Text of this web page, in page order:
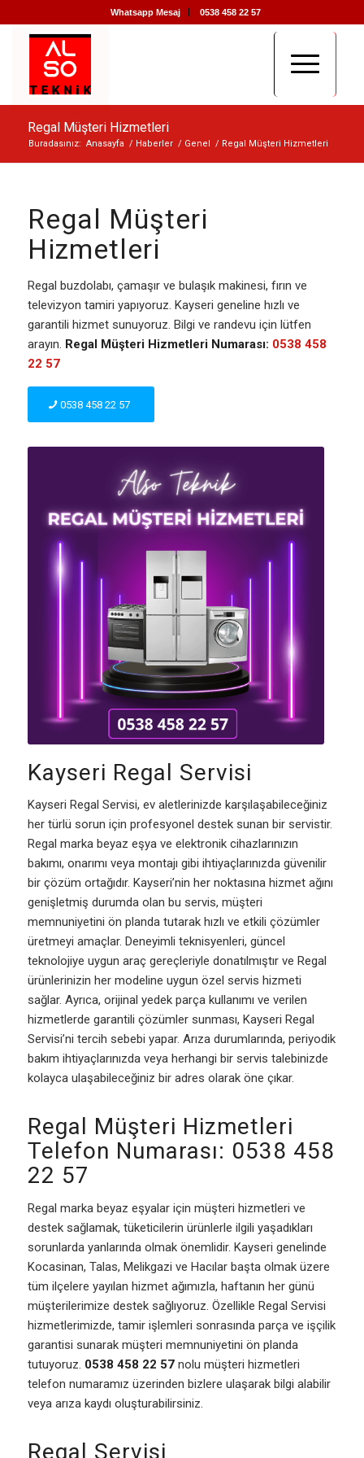
Whatsapp Mesaj 0538 458 22 57
Regal Müşteri Hizmetleri
Buradasınız: Anasayfa / Haberler / Genel / Regal Müşteri Hizmetleri
Regal Müşteri
Hizmetleri
Regal buzdolabı, çamaşır ve bulaşık makinesi, fırın ve
televizyon tamiri yapıyoruz. Kayseri geneline hızlı ve
garantili hizmet sunuyoruz. Bilgi ve randevu için lütfen
arayın. Regal Müşteri Hizmetleri Numarası: 0538 458
22 57
0538 458 22 57
Kayseri Regal Servisi
Kayseri Regal Servisi, ev aletlerinizde karşılaşabileceğiniz
her türlü sorun için profesyonel destek sunan bir servistir.
Regal marka beyaz eşya ve elektronik cihazlarınızın
bakımı, onarımı veya montajı gibi ihtiyaçlarınızda güvenilir
bir çözüm ortağıdır. Kayseri’nin her noktasına hizmet ağını
genişletmiş durumda olan bu servis, müşteri
memnuniyetini ön planda tutarak hızlı ve etkili çözümler
üretmeyi amaçlar. Deneyimli teknisyenleri, güncel
teknolojiye uygun araç gereçleriyle donatılmıştır ve Regal
ürünlerinizin her modeline uygun özel servis hizmeti
sağlar. Ayrıca, orijinal yedek parça kullanımı ve verilen
hizmetlerde garantili çözümler sunması, Kayseri Regal
Servisi’ni tercih sebebi yapar. Arıza durumlarında, periyodik
bakım ihtiyaçlarınızda veya herhangi bir servis talebinizde
kolayca ulaşabileceğiniz bir adres olarak öne çıkar.
Regal Müşteri Hizmetleri
Telefon Numarası: 0538 458
22 57
Regal marka beyaz eşyalar için müşteri hizmetleri ve
destek sağlamak, tüketicilerin ürünlerle ilgili yaşadıkları
sorunlarda yanlarında olmak önemlidir. Kayseri genelinde
Kocasinan, Talas, Melikgazi ve Hacılar başta olmak üzere
tüm ilçelere yayılan hizmet ağımızla, haftanın her günü
müşterilerimize destek sağlıyoruz. Özellikle Regal Servisi
hizmetlerimizde, tamir işlemleri sonrasında parça ve işçilik
garantisi sunarak müşteri memnuniyetini ön planda
tutuyoruz. 0538 458 22 57nolu müşteri hizmetleri
telefon numaramız üzerinden bizlere ulaşarak bilgi alabilir
veya arıza kaydı oluşturabilirsiniz.
Regal Servisi